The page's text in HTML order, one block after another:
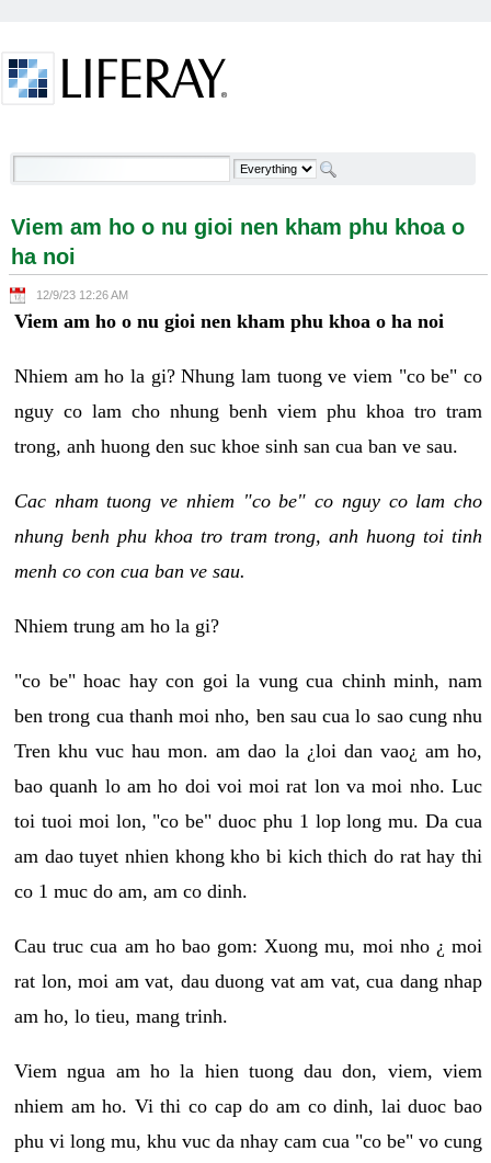
Viem am ho o nu gioi nen kham phu khoa o ha noi -
Viem am ho o nu gioi nen kham phu khoa o
ha noi
12/9/23 12:26 AM
Viem am ho o nu gioi nen kham phu khoa o ha noi
Nhiem am ho la gi? Nhung lam tuong ve viem "co be" co
nguy co lam cho nhung benh viem phu khoa tro tram
trong, anh huong den suc khoe sinh san cua ban ve sau.
Cac nham tuong ve nhiem "co be" co nguy co lam cho
nhung benh phu khoa tro tram trong, anh huong toi tinh
menh co con cua ban ve sau.
Nhiem trung am ho la gi?
"co be" hoac hay con goi la vung cua chinh minh, nam
ben trong cua thanh moi nho, ben sau cua lo sao cung nhu
Tren khu vuc hau mon. am dao la ¿loi dan vao¿ am ho,
bao quanh lo am ho doi voi moi rat lon va moi nho. Luc
toi tuoi moi lon, "co be" duoc phu 1 lop long mu. Da cua
am dao tuyet nhien khong kho bi kich thich do rat hay thi
co 1 muc do am, am co dinh.
Cau truc cua am ho bao gom: Xuong mu, moi nho ¿ moi
rat lon, moi am vat, dau duong vat am vat, cua dang nhap
am ho, lo tieu, mang trinh.
Viem ngua am ho la hien tuong dau don, viem, viem
nhiem am ho. Vi thi co cap do am co dinh, lai duoc bao
phu vi long mu, khu vuc da nhay cam cua "co be" vo cung